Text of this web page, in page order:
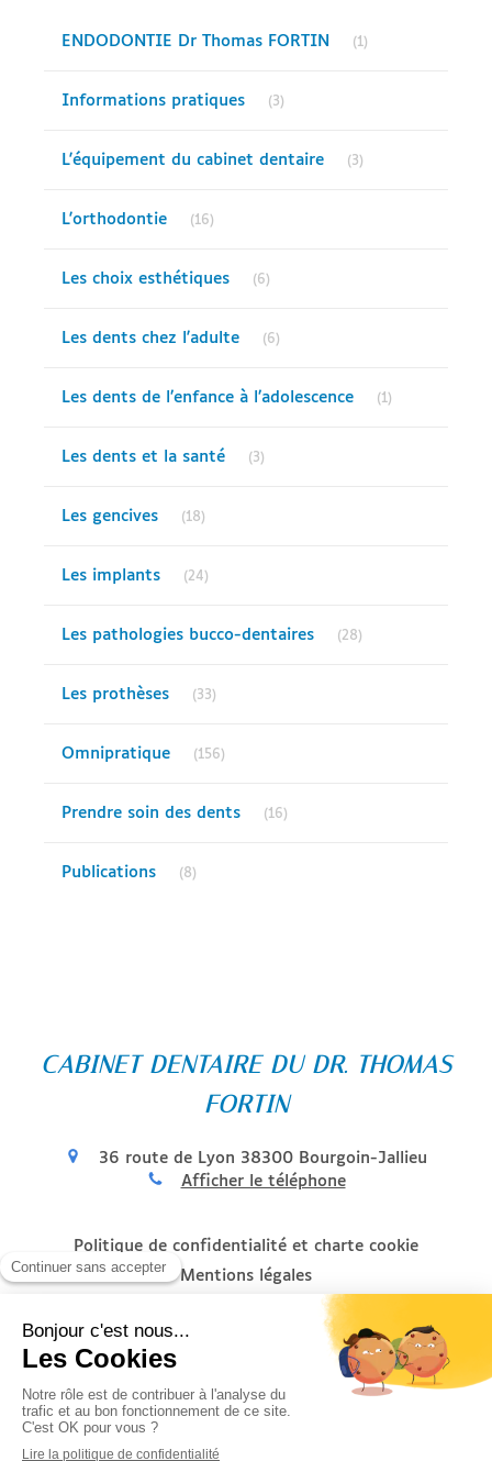
ENDODONTIE Dr Thomas FORTIN (1)
Informations pratiques (3)
L'équipement du cabinet dentaire (3)
L'orthodontie (16)
Les choix esthétiques (6)
Les dents chez l'adulte (6)
Les dents de l’enfance à l’adolescence (1)
Les dents et la santé (3)
Les gencives (18)
Les implants (24)
Les pathologies bucco-dentaires (28)
Les prothèses (33)
Omnipratique (156)
Prendre soin des dents (16)
Publications (8)
CABINET DENTAIRE DU DR. THOMAS
FORTIN
36 route de Lyon 38300 Bourgoin-Jallieu
Afficher le téléphone
Politique de confidentialité et charte cookie
Mentions légales
Conditions Générales Utilisation
Charte déontologique
Annuaires chirurgiens dentistes
Honoraires et remboursement